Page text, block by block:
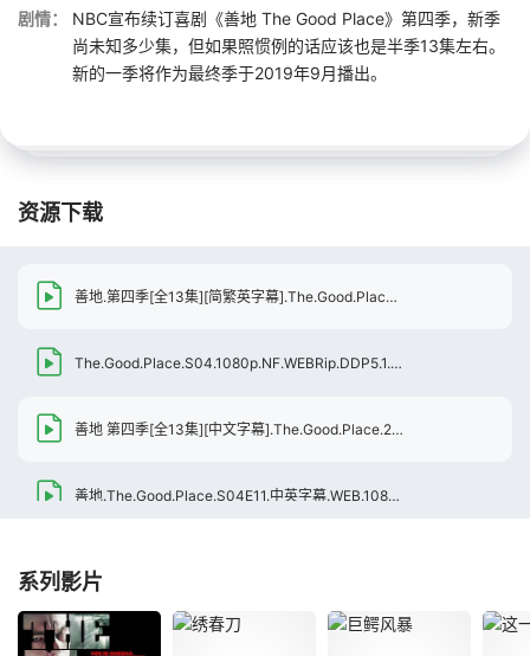
剧情：
NBC宣布续订喜剧《善地 The Good Place》第四季，新季
尚未知多少集，但如果照惯例的话应该也是半季13集左右。
新的一季将作为最终季于2019年9月播出。
资源下载
善地.第四季[全13集][简繁英字幕].The.Good.Place.S04.1080p.NF.WEB-DL.DDP.5.1.H.264-BlackTV
The.Good.Place.S04.1080p.NF.WEBRip.DDP5.1.x264-AJP69[rartv]
善地 第四季[全13集][中文字幕].The.Good.Place.2019.S04.V2.1080p.NF.WEB-DL.H264.DDP5.1-NexusNF
善地.The.Good.Place.S04E11.中英字幕.WEB.1080P.mp4
善地.The.Good.Place.S04E13.END.中英字幕.WEB.1080P.mp4
系列影片